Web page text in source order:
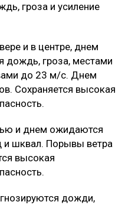
гроза и усиление
и в центре, днем
дождь, гроза, местами
до 23 м/с. Днем
Сохраняется высокая
и днем ожидаются
и шквал. Порывы ветра
высокая
дожди,